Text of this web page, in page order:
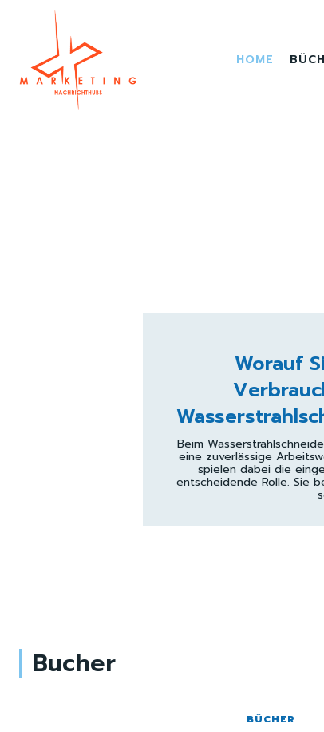
HOME
Worauf
Beim
eine zuverlässige
spielen dabei die
entscheidende Rolle. Sie
Bucher
BÜCHER